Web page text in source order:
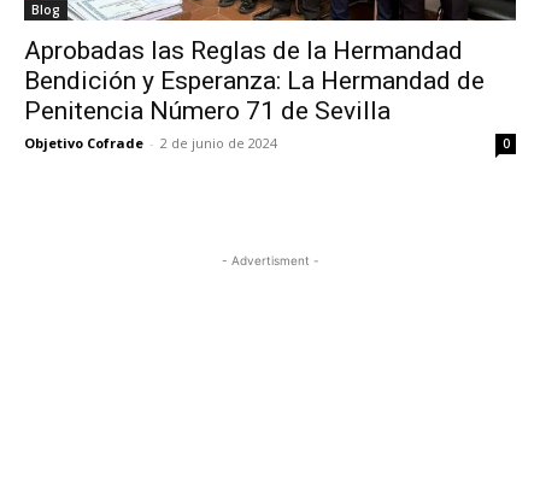
Blog
Aprobadas las Reglas de la Hermandad
Bendición y Esperanza: La Hermandad de
Penitencia Número 71 de Sevilla
Objetivo Cofrade - 2 de junio de 2024 0
- Advertisment -